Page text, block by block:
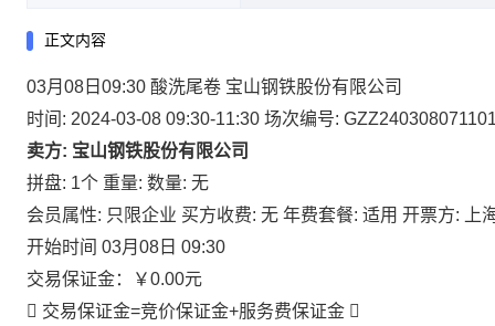
正文内容
03月08日09:30 酸洗尾卷 宝山钢铁股份有限公司
时间: 2024-03-08 09:30-11:30 场次编号:
卖方: 宝山钢铁股份有限公司
拼盘: 1个 重量: 数量: 无
会员属性: 只限企业 买方收费: 无 年费套餐: 适用 开票方: 上
开始时间 03月08日 09:30
交易保证金：
￥0.00元
 交易保证金=竞价保证金+服务费保证金 